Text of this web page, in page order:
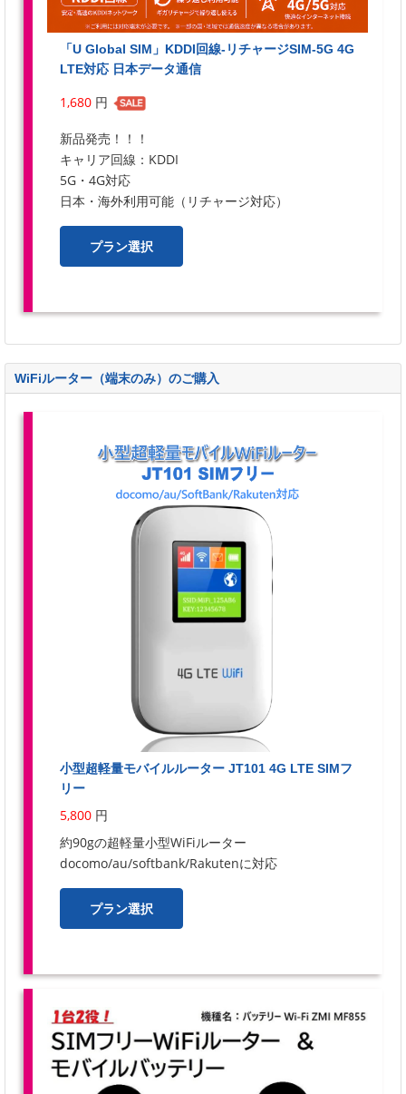
「U Global SIM」KDDI回線-リチャージSIM-5G 4G
LTE対応 日本データ通信
1,680円
新品発売！！！
キャリア回線：KDDI
5G・4G対応
日本・海外利用可能（リチャージ対応）
プラン選択
WiFiルーター（端末のみ）のご購入
小型超軽量モバイルルーター JT101 4G LTE SIMフ
リー
5,800円
約90gの超軽量小型WiFiルーター
docomo/au/softbank/Rakutenに対応
プラン選択